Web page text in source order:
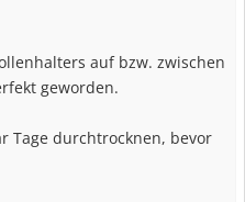
auf bzw. zwischen
geworden.
Tage durchtrocknen, bevor